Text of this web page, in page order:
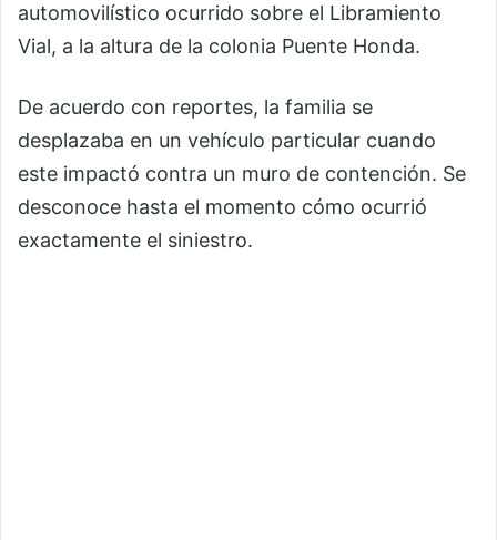
automovilístico ocurrido sobre el Libramiento
Vial, a la altura de la colonia Puente Honda.
De acuerdo con reportes, la familia se
desplazaba en un vehículo particular cuando
este impactó contra un muro de contención. Se
desconoce hasta el momento cómo ocurrió
exactamente el siniestro.